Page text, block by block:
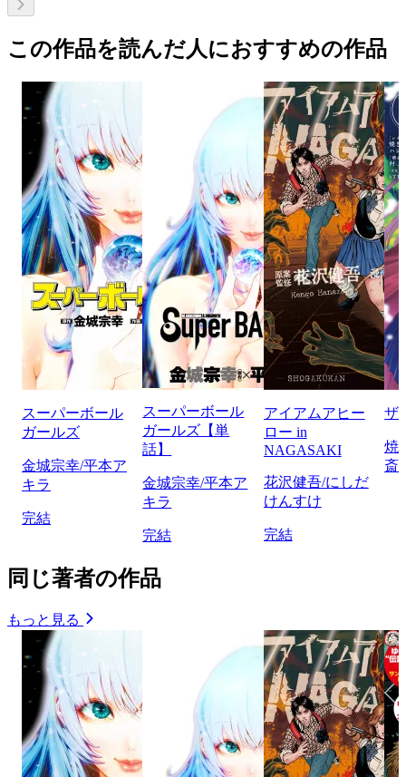
この作品を読んだ人におすすめの作品
スーパーボール
ガールズ
金城宗幸/平本ア
キラ
完結
スーパーボール
ガールズ【単
話】
金城宗幸/平本ア
キラ
完結
アイアムアヒー
ロー in
NAGASAKI
花沢健吾/にしだ
けんすけ
完結
ザ
焼
斎
同じ著者の作品
もっと見る